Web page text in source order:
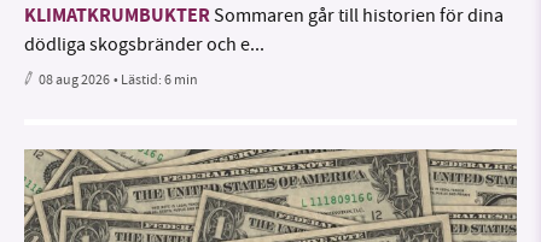
KLIMATKRUMBUKTERSommaren går till historien för dina
dödliga skogsbränder och e...
08 aug 2026• Lästid:6 min